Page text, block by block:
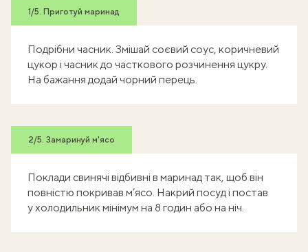
1/5. Приготуй маринад
Подрібни часник. Змішай соєвий соус, коричневий
цукор і часник до часткового розчинення цукру.
На бажання додай чорний перець.
2/5. Замаринуй м'ясо
Поклади свинячі відбивні в маринад так, щоб він
повністю покривав м’ясо. Накрий посуд і постав
у холодильник мінімум на 8 годин або на ніч.